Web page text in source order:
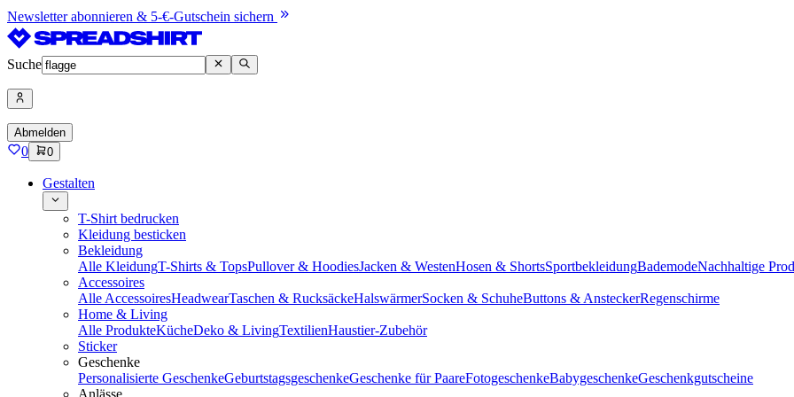
Newsletter abonnieren & 5-€-Gutschein sichern
Suche
Abmelden
0 0
Gestalten
T-Shirt bedrucken
Kleidung besticken
Bekleidung
Alle KleidungT-Shirts & TopsPullover & HoodiesJacken & WestenHosen & ShortsSportbekleidungBademodeNachhaltige
Accessoires
Alle AccessoiresHeadwearTaschen & RucksäckeHalswärmerSocken & SchuheButtons & AnsteckerRegenschirme
Home & Living
Alle ProdukteKücheDeko & LivingTextilienHaustier-Zubehör
Sticker
Geschenke
Personalisierte GeschenkeGeburtstagsgeschenkeGeschenke für PaareFotogeschenkeBabygeschenkeGeschenkgutscheine